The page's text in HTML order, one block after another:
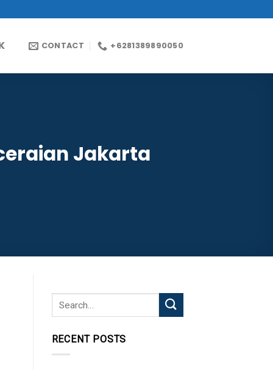
CONTACT +6281389890050
Jakarta
RECENT POSTS